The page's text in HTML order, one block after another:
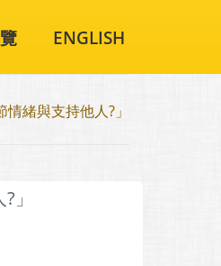
ENGLISH
緒與支持他人?」
」